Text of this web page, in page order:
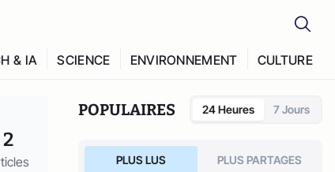
& IA SCIENCE ENVIRONNEMENT CULTURE
2
POPULAIRES 24 Heures 7 Jours
PLUS LUS PLUS PARTAGES